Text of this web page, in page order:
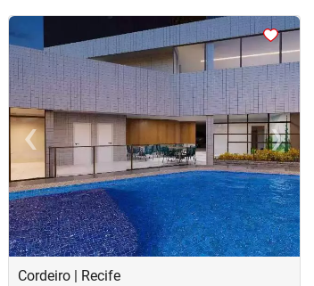
<
‹Previous ›Next
Cordeiro | Recife